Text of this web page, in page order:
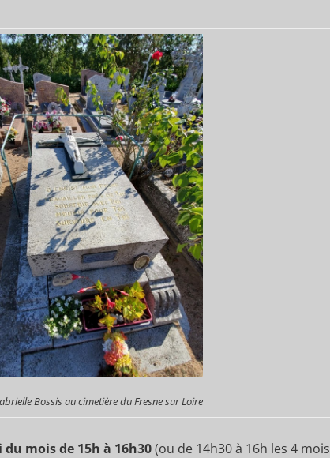
Bossis au cimetière du Fresne sur Loire
du mois de 15h à 16h30(ou de 14h30 à 16h les 4 mois